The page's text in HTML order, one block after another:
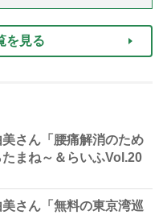
を見る
さん「腰痛解消のため
まね～＆らいふVol.20
さん「無料の東京湾巡